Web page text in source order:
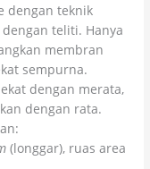
dengan teknik
teliti. Hanya
membran
sempurna.
dengan merata,
dengan rata.
(longgar), ruas area